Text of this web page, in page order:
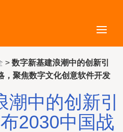
> 数字新基建浪潮中的创新引
，聚焦数字文化创意软件开发
中的创新引
2030中国战